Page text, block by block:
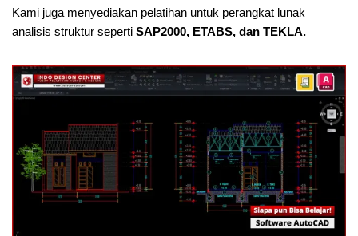
Kami juga menyediakan pelatihan untuk perangkat lunak
analisis struktur seperti SAP2000, ETABS, dan TEKLA.